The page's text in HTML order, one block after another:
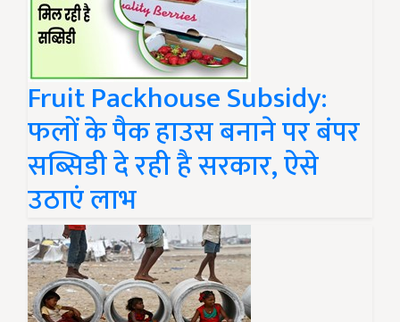
Fruit Packhouse Subsidy:
फलों के पैक हाउस बनाने पर बंपर
सब्सिडी दे रही है सरकार, ऐसे
उठाएं लाभ